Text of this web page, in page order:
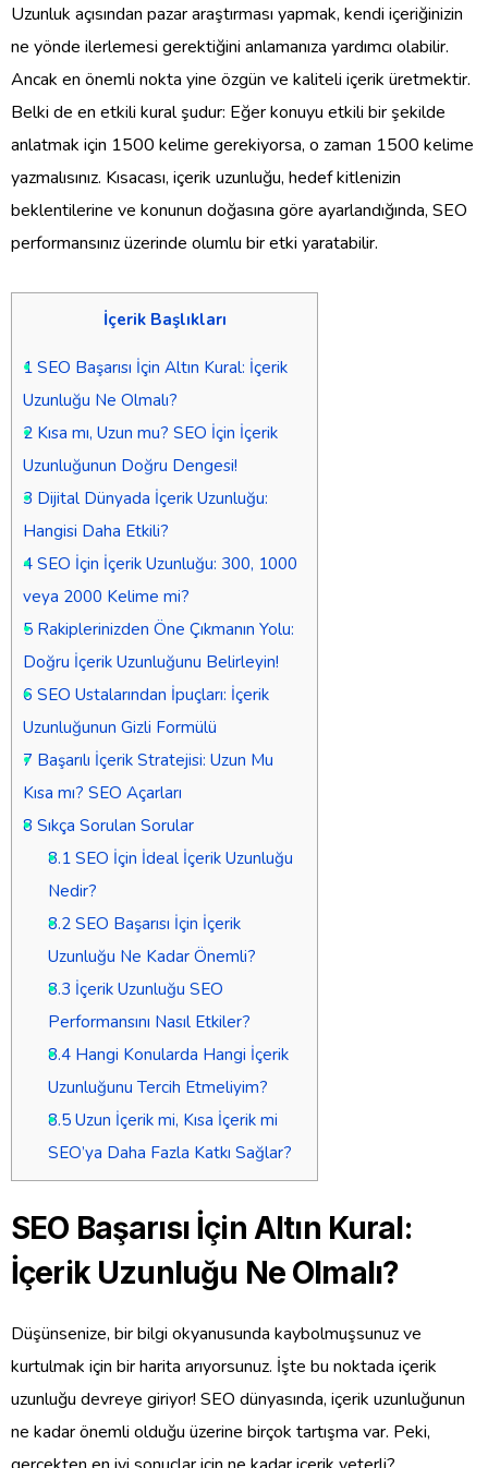
Uzunluk açısından pazar araştırması yapmak, kendi içeriğinizin
ne yönde ilerlemesi gerektiğini anlamanıza yardımcı olabilir.
Ancak en önemli nokta yine özgün ve kaliteli içerik üretmektir.
Belki de en etkili kural şudur: Eğer konuyu etkili bir şekilde
anlatmak için 1500 kelime gerekiyorsa, o zaman 1500 kelime
yazmalısınız. Kısacası, içerik uzunluğu, hedef kitlenizin
beklentilerine ve konunun doğasına göre ayarlandığında, SEO
performansınız üzerinde olumlu bir etki yaratabilir.
İçerik Başlıkları
1 SEO Başarısı İçin Altın Kural: İçerik
Uzunluğu Ne Olmalı?
2 Kısa mı, Uzun mu? SEO İçin İçerik
Uzunluğunun Doğru Dengesi!
3 Dijital Dünyada İçerik Uzunluğu:
Hangisi Daha Etkili?
4 SEO İçin İçerik Uzunluğu: 300, 1000
veya 2000 Kelime mi?
5 Rakiplerinizden Öne Çıkmanın Yolu:
Doğru İçerik Uzunluğunu Belirleyin!
6 SEO Ustalarından İpuçları: İçerik
Uzunluğunun Gizli Formülü
7 Başarılı İçerik Stratejisi: Uzun Mu
Kısa mı? SEO Açarları
8 Sıkça Sorulan Sorular
8.1SEO İçin İdeal İçerik Uzunluğu
Nedir?
8.2SEO Başarısı İçin İçerik
Uzunluğu Ne Kadar Önemli?
8.3 İçerik Uzunluğu SEO
Performansını Nasıl Etkiler?
8.4Hangi Konularda Hangi İçerik
Uzunluğunu Tercih Etmeliyim?
8.5Uzun İçerik mi, Kısa İçerik mi
SEO’ya Daha Fazla Katkı Sağlar?
SEO Başarısı İçin Altın Kural:
İçerik Uzunluğu Ne Olmalı?
Düşünsenize, bir bilgi okyanusunda kaybolmuşsunuz ve
kurtulmak için bir harita arıyorsunuz. İşte bu noktada içerik
uzunluğu devreye giriyor! SEO dünyasında, içerik uzunluğunun
ne kadar önemli olduğu üzerine birçok tartışma var. Peki,